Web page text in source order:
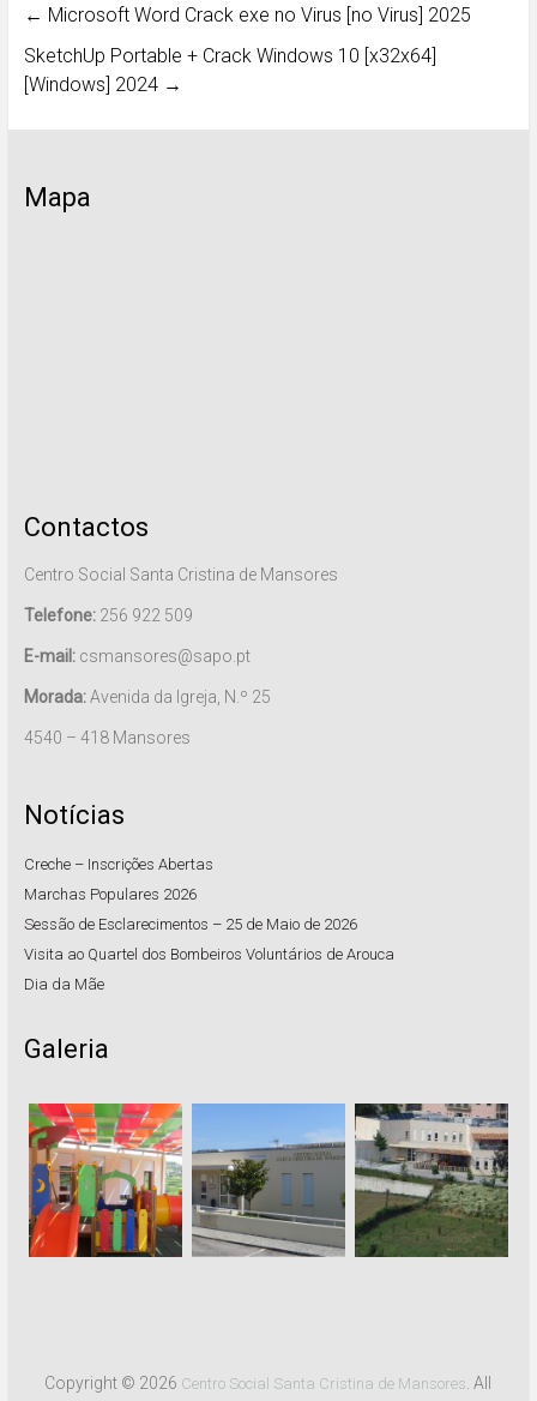
← Microsoft Word Crack exe no Virus [no Virus] 2025
SketchUp Portable + Crack Windows 10 [x32x64]
[Windows] 2024 →
Mapa
Contactos
Centro Social Santa Cristina de Mansores
Telefone:256 922 509
E-mail:csmansores@sapo.pt
Morada:Avenida da Igreja, N.º 25
4540 – 418 Mansores
Notícias
Creche – Inscrições Abertas
Marchas Populares 2026
Sessão de Esclarecimentos – 25 de Maio de 2026
Visita ao Quartel dos Bombeiros Voluntários de Arouca
Dia da Mãe
Galeria
Copyright © 2026 Centro Social Santa Cristina de Mansores . All